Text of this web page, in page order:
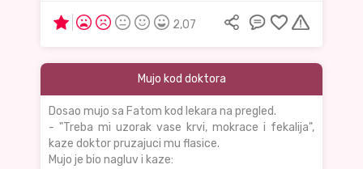
2,07
Mujo kod doktora
Dosao mujo sa Fatom kod lekara na pregled.
- "Treba mi uzorak vase krvi, mokrace i fekalija",
kaze doktor pruzajuci mu flasice.
Mujo je bio nagluv i kaze: